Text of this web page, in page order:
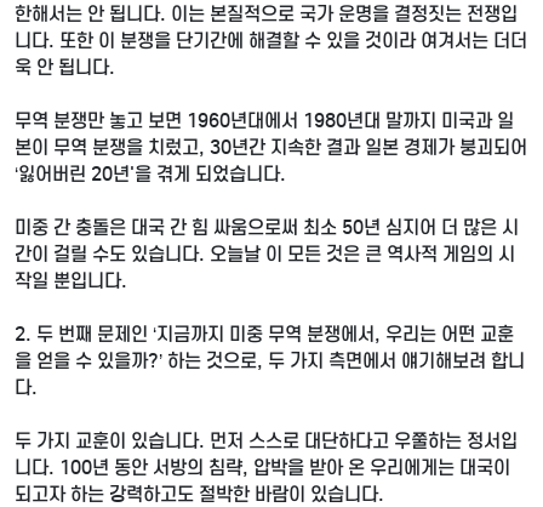
한해서는 안 됩니다. 이는 본질적으로 국가 운명을 결정짓는 전쟁입
니다. 또한 이 분쟁을 단기간에 해결할 수 있을 것이라 여겨서는 더더
욱 안 됩니다.
무역 분쟁만 놓고 보면 1960년대에서 1980년대 말까지 미국과 일
본이 무역 분쟁을 치렀고, 30년간 지속한 결과 일본 경제가 붕괴되어
‘잃어버린 20년'을 겪게 되었습니다.
미중 간 충돌은 대국 간 힘 싸움으로써 최소 50년 심지어 더 많은 시
간이 걸릴 수도 있습니다. 오늘날 이 모든 것은 큰 역사적 게임의 시
작일 뿐입니다.
2. 두 번째 문제인 ‘지금까지 미중 무역 분쟁에서, 우리는 어떤 교훈
을 얻을 수 있을까?’ 하는 것으로, 두 가지 측면에서 얘기해보려 합니
다.
두 가지 교훈이 있습니다. 먼저 스스로 대단하다고 우쭐하는 정서입
니다. 100년 동안 서방의 침략, 압박을 받아 온 우리에게는 대국이
되고자 하는 강력하고도 절박한 바람이 있습니다.